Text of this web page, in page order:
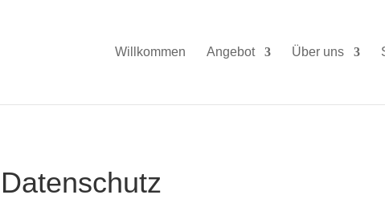
Willkommen Angebot Über uns
Datenschutz